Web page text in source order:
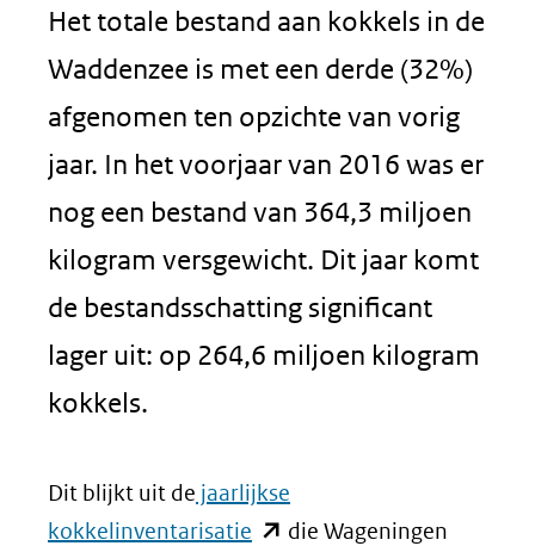
Het totale bestand aan kokkels in de
Waddenzee is met een derde (32%)
afgenomen ten opzichte van vorig
jaar. In het voorjaar van 2016 was er
nog een bestand van 364,3 miljoen
kilogram versgewicht. Dit jaar komt
de bestandsschatting significant
lager uit: op 264,6 miljoen kilogram
kokkels.
Dit blijkt uit de jaarlijkse
kokkelinventarisatie (opentdie Wageningen